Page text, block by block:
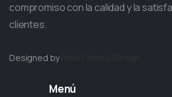
compromiso con la calidad y la
clientes.
Designed by
Menú